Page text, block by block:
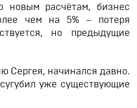
новым расчётам, бизнес
чем на 5% – потеря
но предыдущие
Сергея, начинался давно.
уже существующие